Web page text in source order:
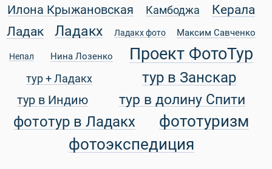
Туры
Илона Крыжановская Камбоджа
Керала
Ладак
Ладакх Ладакх фото Максим Савченко
Непал Нина Лозенко Проект ФотоТур
тур + Ладакх тур в Занскар
тур в Индию тур в долину Спити
фототур в Ладакх
фототуризм
фотоэкспедиция